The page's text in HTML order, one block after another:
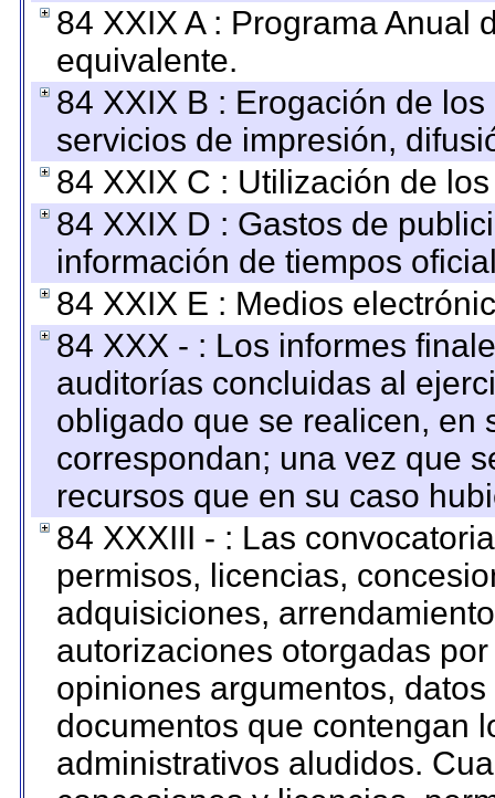
84 XXIX A : Programa Anual
equivalente.
84 XXIX B : Erogación de
servicios de impresión,
84 XXIX C : Utilización de
84 XXIX D : Gastos de
información de tiempos
84 XXIX E : Medios
84 XXX - : Los informes
auditorías concluidas al
obligado que se realicen, en
correspondan; una vez que
recursos que en su caso
84 XXXIII - : Las
permisos, licencias,
adquisiciones,
autorizaciones otorgadas
opiniones argumentos,
documentos que contengan
administrativos aludidos.